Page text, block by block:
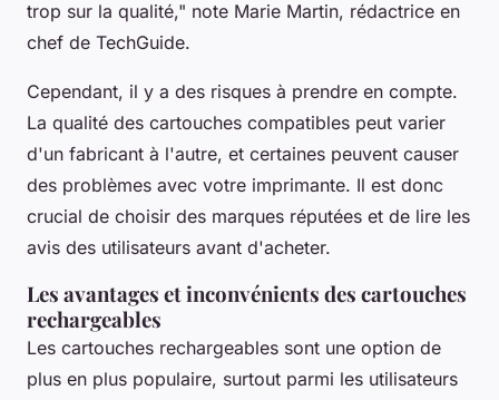
trop sur la qualité," note Marie Martin, rédactrice en
chef de TechGuide.
Cependant, il y a des risques à prendre en compte.
La qualité des cartouches compatibles peut varier
d'un fabricant à l'autre, et certaines peuvent causer
des problèmes avec votre imprimante. Il est donc
crucial de choisir des marques réputées et de lire les
avis des utilisateurs avant d'acheter.
Les avantages et inconvénients des cartouches
rechargeables
Les cartouches rechargeables sont une option de
plus en plus populaire, surtout parmi les utilisateurs